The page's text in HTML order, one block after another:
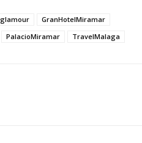
glamour
GranHotelMiramar
PalacioMiramar TravelMalaga